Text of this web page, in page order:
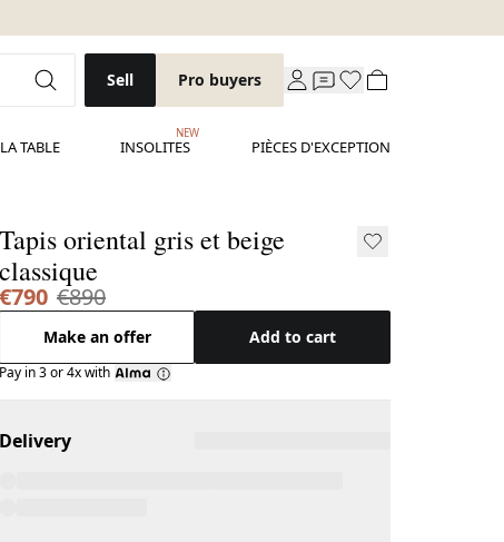
Sell Pro buyers
TABLE INSOLITES
NEW
PIÈCES D'EXCEPTION
Tapis oriental gris et beige
classique
€790 €890
Make an offer Add to cart
Pay in 3 or 4x with
Delivery